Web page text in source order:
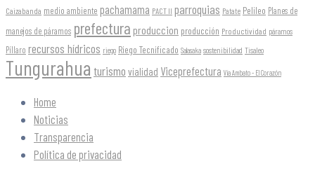
Caizabanda medio ambiente pachamama PACT II parroquias Patate Pelileo Planes de
manejos de páramos prefectura produccion producción Productividad páramos
Píllaro recursos hídricos riego Riego Tecnificado Salasaka sostenibilidad Tisaleo
Tungurahua turismo vialidad Viceprefectura Vía Ambato - El Corazón
Home
Noticias
Transparencia
Política de privacidad